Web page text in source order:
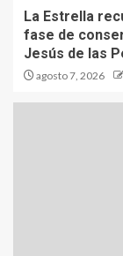
La Estrella
fase de
Jesús de las
agosto 7, 2026